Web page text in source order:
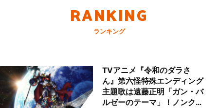
RANKING
ランキング
TVアニメ『令和のダラさ
ん』第六怪特殊エンディング
主題歌は遠藤正明「ガン・バ
ルゼーのテーマ」！ノンクレ